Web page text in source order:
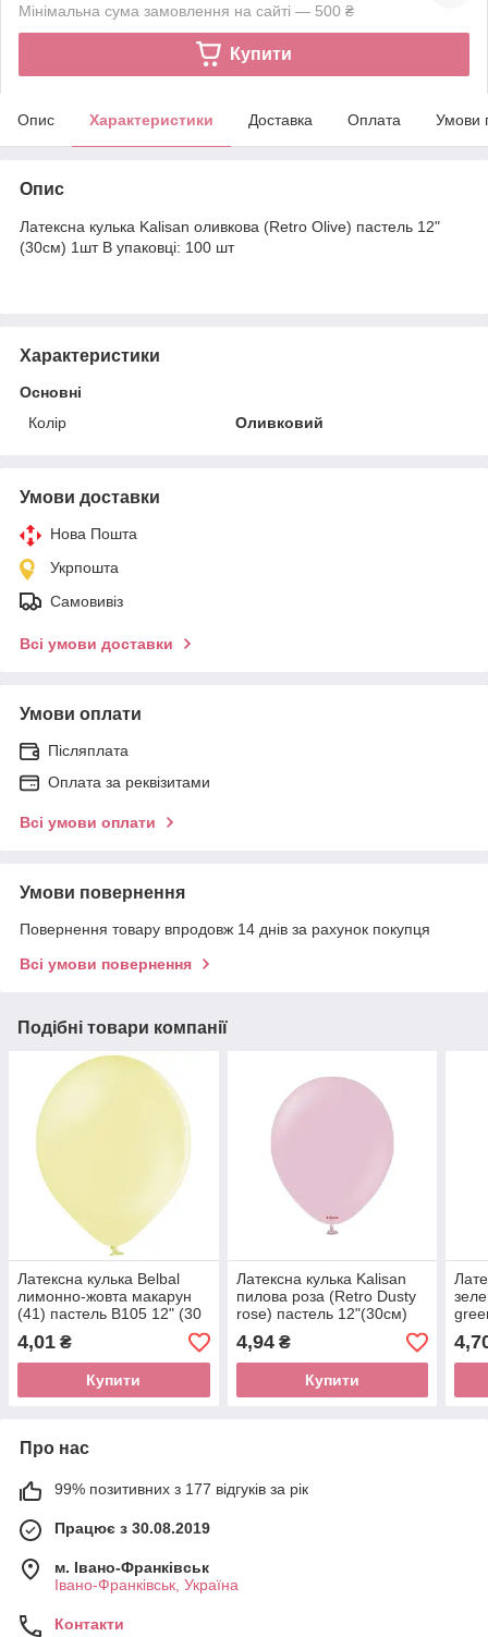
Мінімальна сума замовлення на сайті — 500 ₴
Купити
Опис Характеристики Доставка Оплата Умови
Опис
Латексна кулька Kalisan оливкова (Retro Olive) пастель 12"
(30см) 1шт В упаковці: 100 шт
Характеристики
Основні
Колір
Оливковий
Умови доставки
Нова Пошта
Укрпошта
Самовивіз
Всі умови доставки
Умови оплати
Післяплата
Оплата за реквізитами
Всі умови оплати
Умови повернення
Повернення товару впродовж 14 днів за рахунок покупця
Всі умови повернення
Подібні товари компанії
Латексна кулька Belbal
лимонно-жовта макарун
(41) пастель В105 12" (30
см) 1 шт
4,01 ₴
Купити
Латексна кулька Kalisan
пилова роза (Retro Dusty
rose) пастель 12"(30см)
1шт
4,94₴
Купити
Про нас
99% позитивних з 177 відгуків за рік
Працює з 30.08.2019
м. Івано-Франківськ
Івано-Франківськ, Україна
Контакти